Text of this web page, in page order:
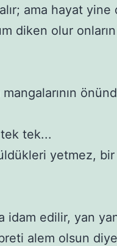
ama hayat yine
diken olur onların
tek tek...
yetmez,
idam edilir, yan
alem olsun diye